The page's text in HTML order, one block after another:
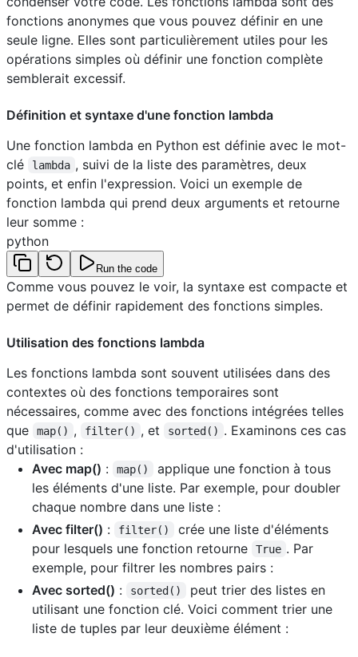
fonctions anonymes que vous pouvez définir en une
seule ligne. Elles sont particulièrement utiles pour les
opérations simples où définir une fonction complète
semblerait excessif.
Définition et syntaxe d'une fonction lambda
Une fonction lambda en Python est définie avec le mot-
clé
lambda , suivi de la liste des paramètres, deux
points, et enfin l'expression. Voici un exemple de
fonction lambda qui prend deux arguments et retourne
leur somme :
python
Run the code
Comme vous pouvez le voir, la syntaxe est compacte et
permet de définir rapidement des fonctions simples.
Utilisation des fonctions lambda
Les fonctions lambda sont souvent utilisées dans des
contextes où des fonctions temporaires sont
nécessaires, comme avec des fonctions intégrées telles
que
map() , filter() , et sorted() . Examinons ces cas
d'utilisation :
Avec map() : map()
applique une fonction à tous
les éléments d'une liste. Par exemple, pour doubler
chaque nombre dans une liste :
Avec filter() : filter()
crée une liste d'éléments
pour lesquels une fonction retourne
True . Par
exemple, pour filtrer les nombres pairs :
Avec sorted() : sorted()
peut trier des listes en
utilisant une fonction clé. Voici comment trier une
liste de tuples par leur deuxième élément :